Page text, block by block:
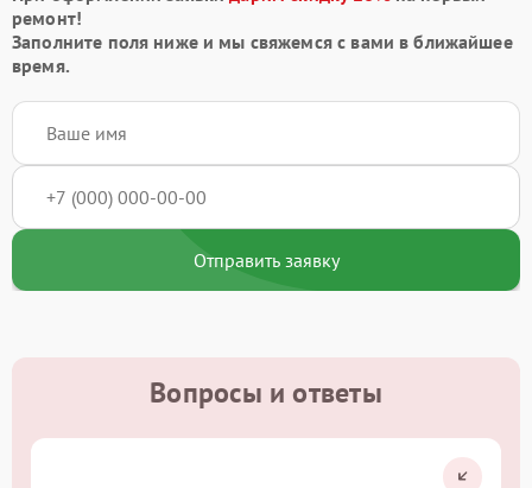
ремонт!
Заполните поля ниже и мы свяжемся с вами в ближайшее
время.
Отправить заявку
Вопросы и ответы